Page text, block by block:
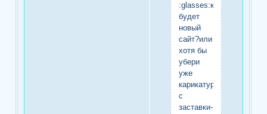
:glasses:когда
будет
новый
сайт?или
хотя бы
убери
уже
карикатуры
с
заставки-